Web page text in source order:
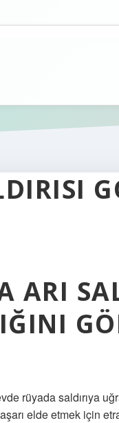
ARI
rüyada saldırıya
elde etmek için